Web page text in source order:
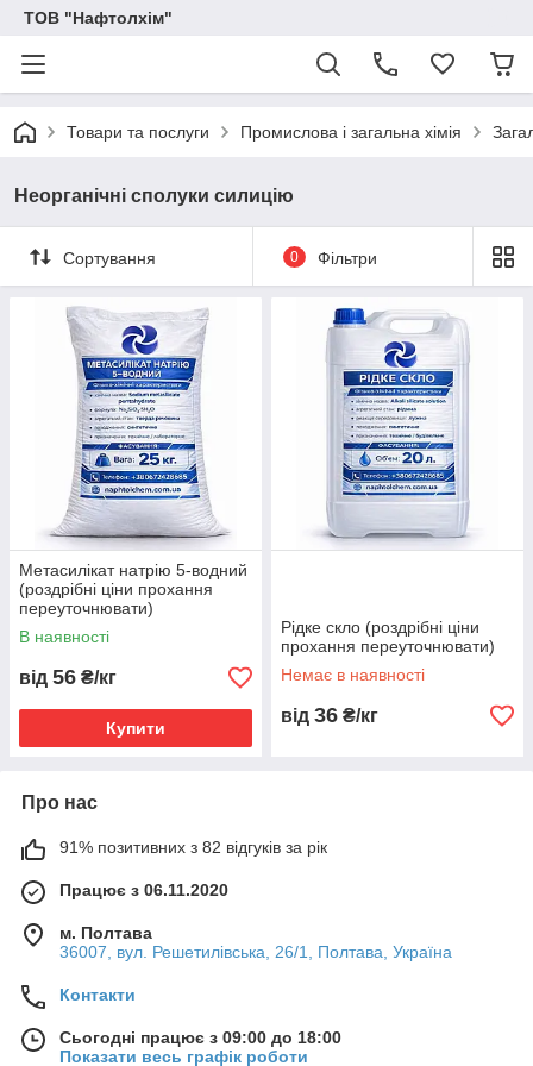
ТОВ "Нафтолхім"
Товари та послуги Промислова і загальна хімія
Неорганічні сполуки силицію
Сортування 0 Фільтри
Метасилікат натрію 5-водний
(роздрібні ціни прохання
переуточнювати)
В наявності
від 56 ₴/кг
Купити
Рідке скло (роздрібні ціни
прохання переуточнювати)
Немає в наявності
від 36 ₴/кг
Про нас
91% позитивних з 82 відгуків за рік
Працює з 06.11.2020
м. Полтава
36007, вул. Решетилівська, 26/1, Полтава, Україна
Контакти
Сьогодні працює з 09:00 до 18:00
Показати весь графік роботи